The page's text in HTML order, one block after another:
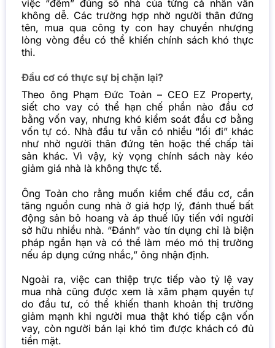
việc “đếm” đúng số nhà của từng cá nhân vẫn
không dễ. Các trường hợp nhờ người thân đứng
tên, mua qua công ty con hay chuyển nhượng
lòng vòng đều có thể khiến chính sách khó thực
thi.
Đầu cơ có thực sự bị chặn lại?
Theo ông Phạm Đức Toản – CEO EZ Property,
siết cho vay có thể hạn chế phần nào đầu cơ
bằng vốn vay, nhưng khó kiểm soát đầu cơ bằng
vốn tự có. Nhà đầu tư vẫn có nhiều “lối đi” khác
như nhờ người thân đứng tên hoặc thế chấp tài
sản khác. Vì vậy, kỳ vọng chính sách này kéo
giảm giá nhà là không thực tế.
Ông Toản cho rằng muốn kiềm chế đầu cơ, cần
tăng nguồn cung nhà ở giá hợp lý, đánh thuế bất
động sản bỏ hoang và áp thuế lũy tiến với người
sở hữu nhiều nhà. “Đánh” vào tín dụng chỉ là biện
pháp ngắn hạn và có thể làm méo mó thị trường
nếu áp dụng cứng nhắc,” ông nhận định.
Ngoài ra, việc can thiệp trực tiếp vào tỷ lệ vay
mua nhà cũng được xem là xâm phạm quyền tự
do đầu tư, có thể khiến thanh khoản thị trường
giảm mạnh khi người mua thật khó tiếp cận vốn
vay, còn người bán lại khó tìm được khách có đủ
tiền mặt.